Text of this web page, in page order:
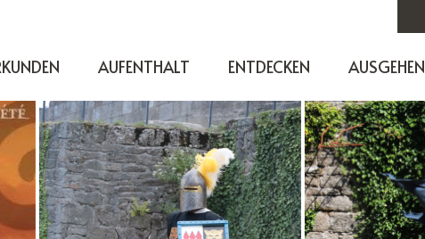
AUFENTHALT ENTDECKEN AUSGEHEN